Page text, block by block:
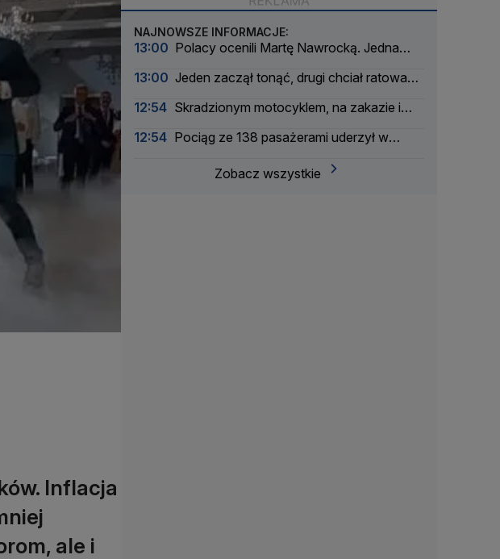
Inflacja
ale i
NAJNOWSZE INFORMACJE:
13:00 Polacy ocenili Martę Nawrocką. Jedna
13:00 Jeden zaczął tonąć, drugi chciał ratować.
12:54 Skradzionym motocyklem, na zakazie i
12:54 Pociąg ze 138 pasażerami uderzył w
Zobacz wszystkie